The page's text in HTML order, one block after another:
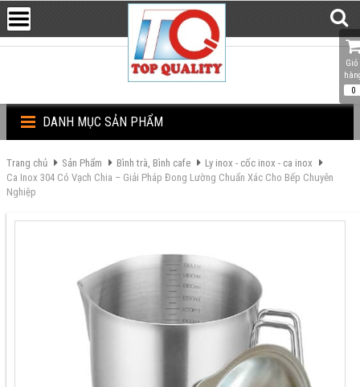
DANH MỤC SẢN PHẨM
Trang chủ Sản Phẩm Bình trà, Bình cafe
Ly inox - cốc inox - ca inox
Ca Inox 304 Có Vạch Chia – Giải Pháp Đong Lường Chuẩn Xác Cho Bếp Chuyên
Nghiệp
Giỏ
0